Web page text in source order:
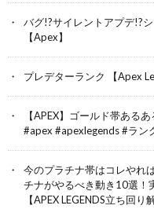
バグ!?サイレントアプデ!?
【Apex】
プレデターランク 【Apex
【APEX】ゴールド帯ある
#apex #apexlegends #ラ
今のプラチナ帯はコレやれ
チナがやるべき動き10選！
【APEX LEGENDS立ち回り